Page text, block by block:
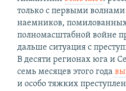
только с первыми
наемников, помилованных
полномасштабной войне
дальше ситуация с
В десяти регионах юга и
семь месяцев этого года
и особо тяжких